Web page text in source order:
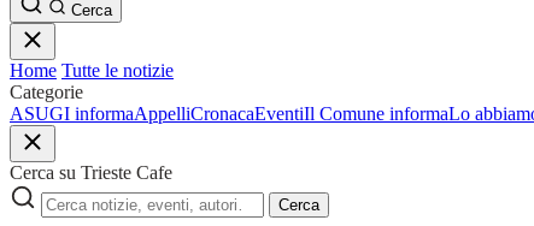
Cerca
Home Tutte le notizie
Categorie
ASUGI informaAppelliCronacaEventiIl Comune informaLo
Cerca su Trieste Cafe
Cerca